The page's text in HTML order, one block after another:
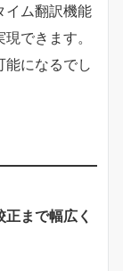
イム翻訳機能
できます。
能になるでし
まで幅広く